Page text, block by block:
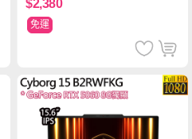
$2,380
免運